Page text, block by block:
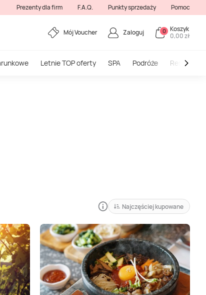
Prezenty dla firm F.A.Q. Punkty sprzedaży Pomoc
Mój Voucher Zaloguj 0 Koszyk
0,00 zł
Letnie TOP oferty SPA Podróże
Najczęściej kupowane